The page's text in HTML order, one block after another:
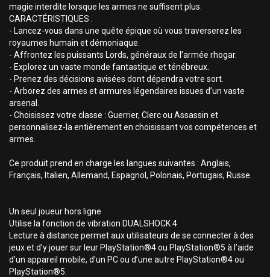
magie interdite lorsque les armes ne suffisent plus.
CARACTÉRISTIQUES :
- Lancez-vous dans une quête épique où vous traverserez les
royaumes humain et démoniaque.
- Affrontez les puissants Lords, généraux de l’armée rhogar.
- Explorez un vaste monde fantastique et ténébreux.
- Prenez des décisions avisées dont dépendra votre sort.
- Arborez des armes et armures légendaires issues d’un vaste
arsenal.
- Choisissez votre classe : Guerrier, Clerc ou Assassin et
personnalisez-la entièrement en choisissant vos compétences et
armes.
Ce produit prend en charge les langues suivantes : Anglais,
Français, Italien, Allemand, Espagnol, Polonais, Portugais, Russe.
Un seul joueur hors ligne
Utilise la fonction de vibration DUALSHOCK 4
Lecture à distance permet aux utilisateurs de se connecter à des
jeux et d’y jouer sur leur PlayStation®4 ou PlayStation®5 à l’aide
d’un appareil mobile, d’un PC ou d’une autre PlayStation®4 ou
PlayStation®5.